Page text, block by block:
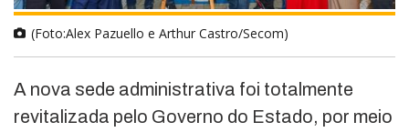
(Foto:Alex Pazuello e Arthur Castro/Secom)
A nova sede administrativa foi totalmente
revitalizada pelo Governo do Estado, por meio